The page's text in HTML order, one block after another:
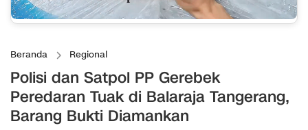
Beranda Regional
Polisi dan Satpol PP Gerebek
Peredaran Tuak di Balaraja Tangerang,
Barang Bukti Diamankan